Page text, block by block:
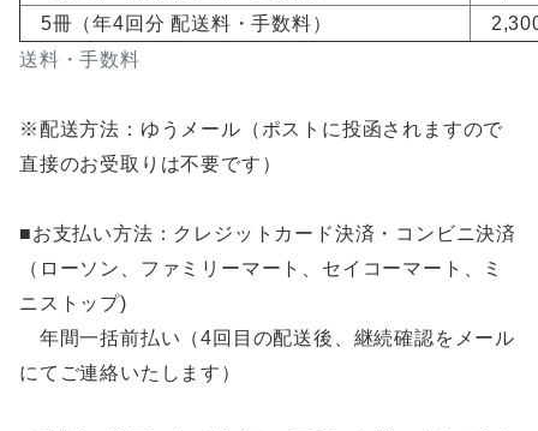
送料・手数料
5冊（年4回分 配送料・手数料）
※配送方法：ゆうメール（ポストに投函されますので
直接のお受取りは不要です）
■お支払い方法：クレジットカード決済・コンビニ決済
（ローソン、ファミリーマート、セイコーマート、ミ
ニストップ)
年間一括前払い（4回目の配送後、継続確認をメール
にてご連絡いたします）